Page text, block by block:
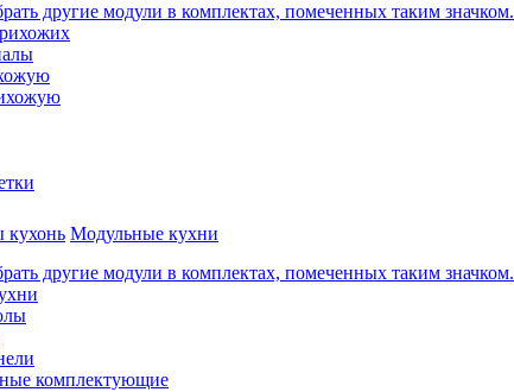
другие модули в комплектах, помеченных таким значком.
кухонь Модульные кухни
другие модули в комплектах, помеченных таким значком.
комплектующие